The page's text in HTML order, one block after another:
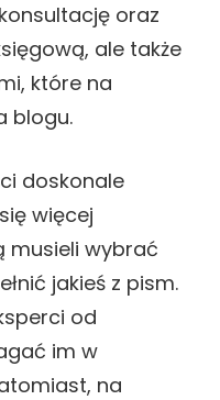
oraz
ale także
które na
blogu.
doskonale
więcej
musieli wybrać
jakieś z pism.
od
im w
na